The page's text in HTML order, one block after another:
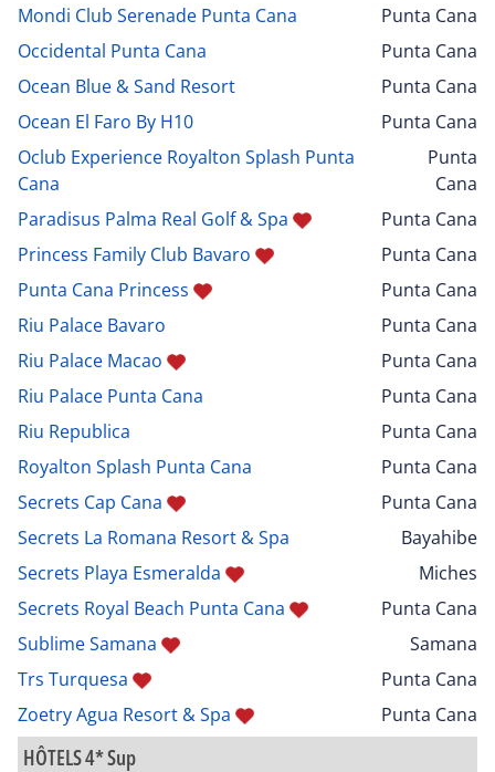
Mondi Club Serenade Punta Cana
Punta Cana
Occidental Punta Cana
Punta Cana
Ocean Blue & Sand Resort
Punta Cana
Ocean El Faro By H10
Punta Cana
Oclub Experience Royalton Splash Punta
Cana
Punta
Cana
Paradisus Palma Real Golf & Spa
Punta Cana
Princess Family Club Bavaro
Punta Cana
Punta Cana Princess
Punta Cana
Riu Palace Bavaro
Punta Cana
Riu Palace Macao
Punta Cana
Riu Palace Punta Cana
Punta Cana
Riu Republica
Punta Cana
Royalton Splash Punta Cana
Punta Cana
Secrets Cap Cana
Punta Cana
Secrets La Romana Resort & Spa
Bayahibe
Secrets Playa Esmeralda
Miches
Secrets Royal Beach Punta Cana
Punta Cana
Sublime Samana
Samana
Trs Turquesa
Punta Cana
Zoetry Agua Resort & Spa
Punta Cana
HÔTELS 4* Sup